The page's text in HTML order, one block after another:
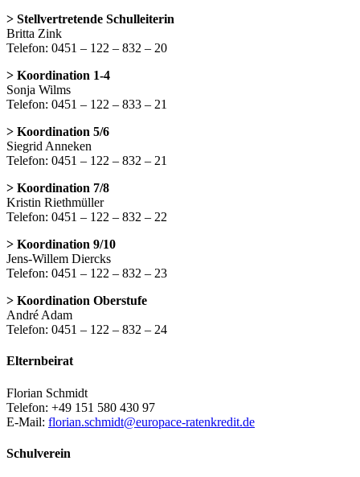
> Stellvertretende Schulleiterin
Britta Zink
Telefon: 0451 – 122 – 832 – 20
> Koordination 1-4
Sonja Wilms
Telefon: 0451 – 122 – 833 – 21
> Koordination 5/6
Siegrid Anneken
Telefon: 0451 – 122 – 832 – 21
> Koordination 7/8
Kristin Riethmüller
Telefon: 0451 – 122 – 832 – 22
> Koordination 9/10
Jens-Willem Diercks
Telefon: 0451 – 122 – 832 – 23
> Koordination Oberstufe
André Adam
Telefon: 0451 – 122 – 832 – 24
Elternbeirat
Florian Schmidt
Telefon: +49 151 580 430 97
E-Mail: florian.schmidt@europace-ratenkredit.de
Schulverein